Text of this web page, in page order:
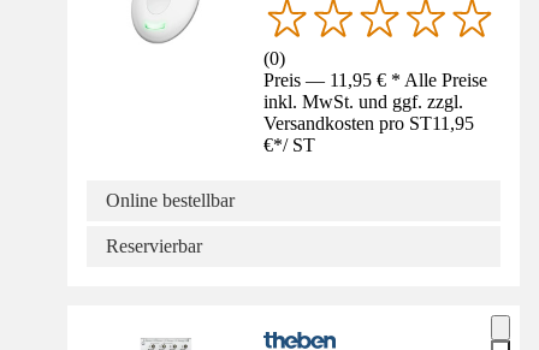
(0)
Preis — 11,95 € * Alle Preise
inkl. MwSt. und ggf. zzgl.
Versandkosten pro ST11,95
€*/ ST
Online bestellbar
Reservierbar